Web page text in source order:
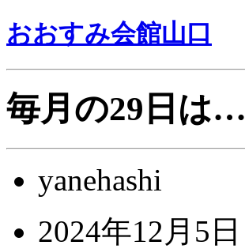
おおすみ会館山口
毎月の29日は…
yanehashi
2024年12月5日